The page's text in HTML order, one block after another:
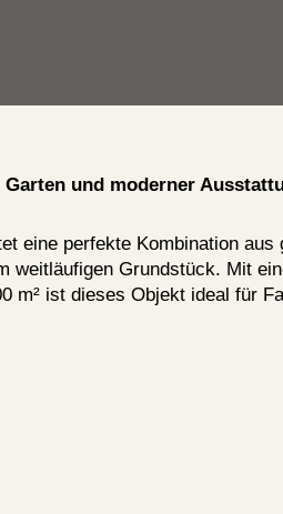
und moderner
eine perfekte Kombination aus
weitläufigen Grundstück. Mit
m² ist dieses Objekt ideal für